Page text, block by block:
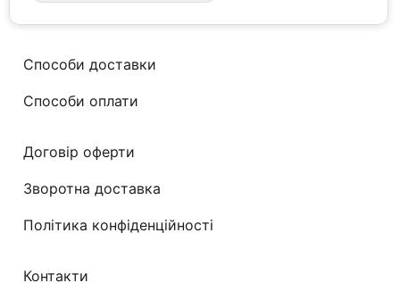
Способи доставки
Способи оплати
Договір оферти
Зворотна доставка
Політика конфіденційності
Контакти